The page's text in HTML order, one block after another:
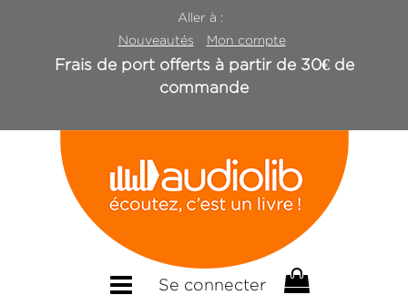
Aller à :
Nouveautés
Mon compte
Frais de port offerts à partir de 30€ de
commande
Se connecter